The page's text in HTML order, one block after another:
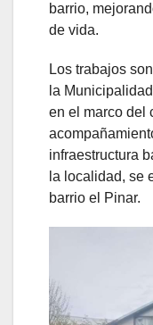
barrio,
de vida.
Los trabajos
la
en el marco del
infraestructura
la localidad, se
barrio el Pinar.